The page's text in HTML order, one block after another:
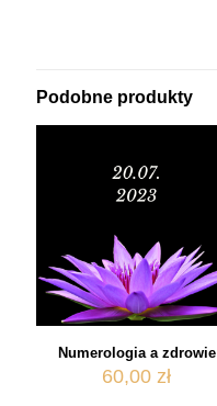
Podobne produkty
Numerologia a zdrowie
60,00zł